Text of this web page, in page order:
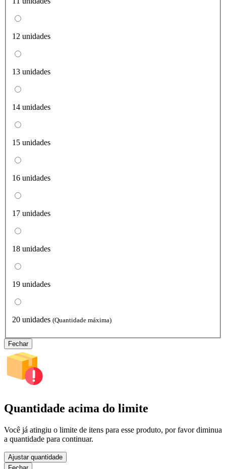
12 unidades
13 unidades
14 unidades
15 unidades
16 unidades
17 unidades
18 unidades
19 unidades
20 unidades (Quantidade máxima)
Fechar
Quantidade acima do limite
Você já atingiu o limite de itens para esse produto, por favor diminua
a quantidade para continuar.
Ajustar quantidade